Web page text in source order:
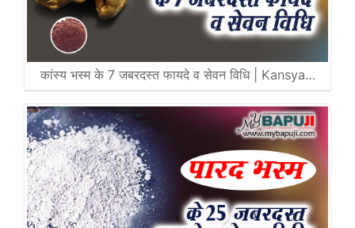
कांस्य भस्म के 7 जबरदस्त फायदे व सेवन विधि | Kansya…